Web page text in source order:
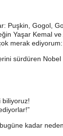
Puşkin, Gogol,
Yaşar Kemal
merak
sürdüren
biliyoruz!
kadar